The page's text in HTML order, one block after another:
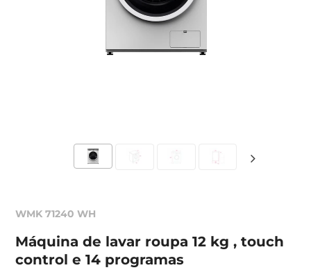
WMK 71240 WH
Máquina de lavar roupa 12 kg , touch
control e 14 programas